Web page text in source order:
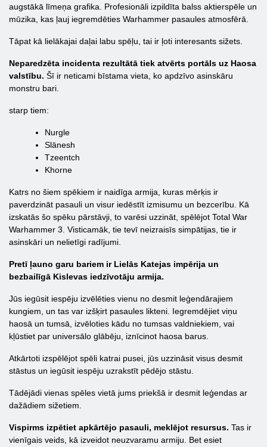
augstākā līmeņa grafika. Profesionāli izpildīta balss aktierspēle un
mūzika, kas ļauj iegremdēties Warhammer pasaules atmosfērā.
Tāpat kā lielākajai daļai labu spēļu, tai ir ļoti interesants sižets.
Neparedzēta incidenta rezultātā tiek atvērts portāls uz Haosa
valstību. Šī ir neticami bīstama vieta, ko apdzīvo asinskāru
monstru bari.
starp tiem:
Nurgle
Slānesh
Tzeentch
Khorne
Katrs no šiem spēkiem ir naidīga armija, kuras mērķis ir
paverdzināt pasauli un visur iedēstīt izmisumu un bezcerību. Kā
izskatās šo spēku pārstāvji, to varēsi uzzināt, spēlējot Total War
Warhammer 3. Visticamāk, tie tevī neizraisīs simpātijas, tie ir
asinskāri un nelietīgi radījumi.
Pretī ļauno garu bariem ir Lielās Katejas impērija un
bezbailīgā Kislevas iedzīvotāju armija.
Jūs iegūsit iespēju izvēlēties vienu no desmit leģendārajiem
kungiem, un tas var izšķirt pasaules likteni. Iegremdējiet viņu
haosā un tumsā, izvēloties kādu no tumsas valdniekiem, vai
kļūstiet par universālo glābēju, iznīcinot haosa barus.
Atkārtoti izspēlējot spēli katrai pusei, jūs uzzināsit visus desmit
stāstus un iegūsit iespēju uzrakstīt pēdējo stāstu.
Tādējādi vienas spēles vietā jums priekšā ir desmit leģendas ar
dažādiem sižetiem.
Vispirms izpētiet apkārtējo pasauli, meklējot resursus. Tas ir
vienīgais veids, kā izveidot neuzvaramu armiju. Bet esiet